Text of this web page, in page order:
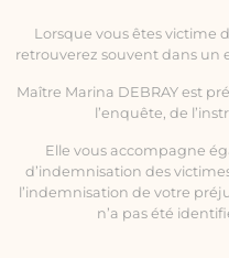
Lorsque vous êtes victime
retrouverez souvent dans un
Maître Marina DEBRAY est
l’enquête, de
Elle vous accompagne
d’indemnisation des
l’indemnisation de votre
n’a pas été